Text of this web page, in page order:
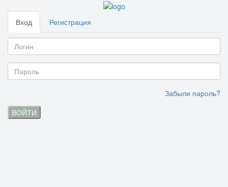
Вход Регистрация
Забыли пароль?
ВОЙТИ